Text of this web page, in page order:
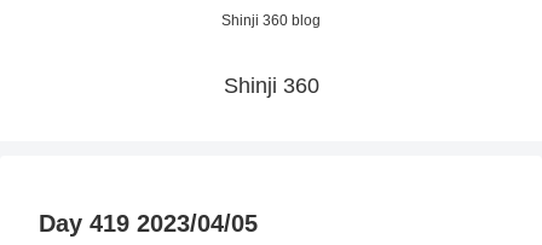
Shinji 360 blog
Shinji 360
Day 419 2023/04/05